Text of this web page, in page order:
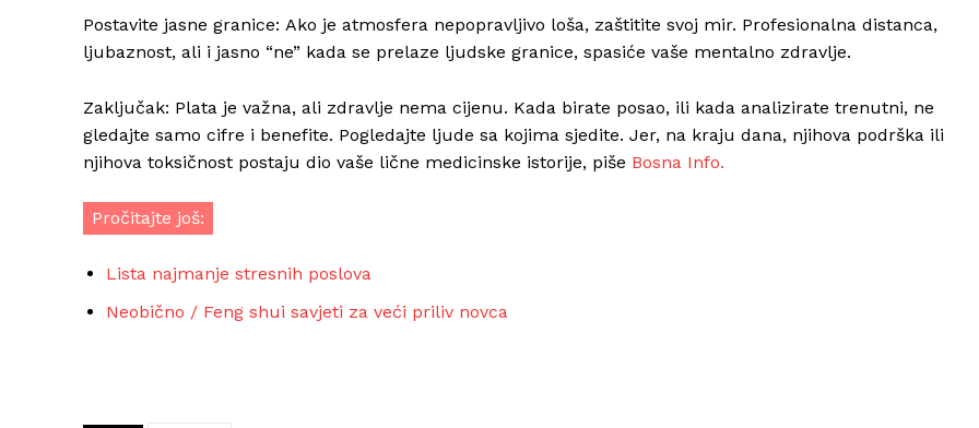
Postavite jasne granice: Ako je atmosfera nepopravljivo loša, zaštitite svoj mir. Profesionalna distanca,
ljubaznost, ali i jasno “ne” kada se prelaze ljudske granice, spasiće vaše mentalno zdravlje.
Zaključak: Plata je važna, ali zdravlje nema cijenu. Kada birate posao, ili kada analizirate trenutni, ne
gledajte samo cifre i benefite. Pogledajte ljude sa kojima sjedite. Jer, na kraju dana, njihova podrška ili
njihova toksičnost postaju dio vaše lične medicinske istorije, piše Bosna Info.
Pročitajte još:
Lista najmanje stresnih poslova
Neobično / Feng shui savjeti za veći priliv novca